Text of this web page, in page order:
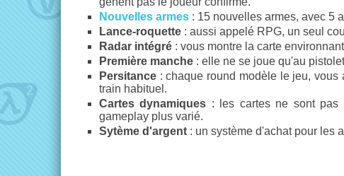
Nouvelles armes : 15 nouvelles armes, avec 5
Lance-roquette : aussi appelé RPG, un seul
Radar intégré : vous montre la carte
Première manche : elle ne se joue qu'au
Persitance : chaque round modèle le jeu,
train habituel.
Cartes dynamiques : les cartes ne sont pas
gameplay plus varié.
Sytème d'argent : un système d'achat pour les